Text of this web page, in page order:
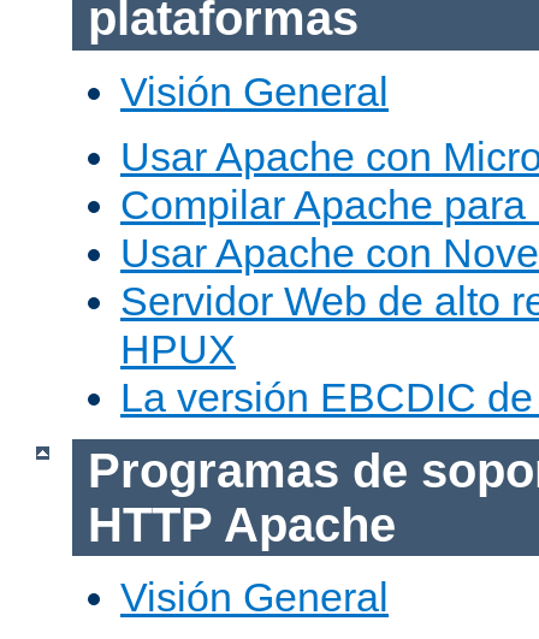
plataformas
Visión General
Usar Apache con
Compilar Apache
Usar Apache con
Servidor Web de alto
HPUX
La versión EBCDIC
Programas de
HTTP Apache
Visión General